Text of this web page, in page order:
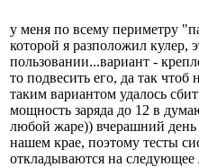
у меня по всему периметру
которой я разположил кулер,
пользовании...вариант -
то подвесить его, да так
таким вариантом удалось
мощность заряда до 12 в
любой жаре)) вчерашний
нашем крае, поэтому тесты
откладываются на следующее